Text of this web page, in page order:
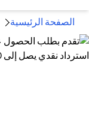
الصفحة الرئيسية